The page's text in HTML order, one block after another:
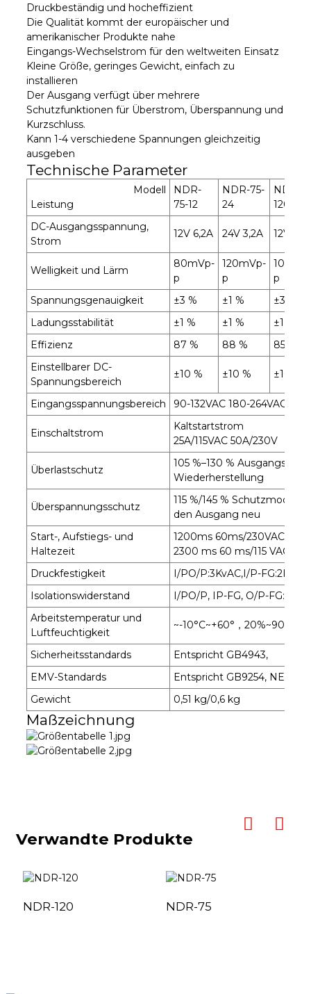
Druckbeständig und hocheffizient
Die Qualität kommt der europäischer und
amerikanischer Produkte nahe
Eingangs-Wechselstrom für den weltweiten Einsatz
Kleine Größe, geringes Gewicht, einfach zu
installieren
Der Ausgang verfügt über mehrere
Schutzfunktionen für Überstrom, Überspannung und
Kurzschluss.
Kann 1-4 verschiedene Spannungen gleichzeitig
ausgeben
Technische Parameter
Modell
Leistung
NDR-
75-12
NDR-75-
24
NDR-
120-12
DC-Ausgangsspannung,
Strom
12V 6,2A 24V 3,2A 12V 10A
Welligkeit und Lärm
80mVp-
p
120mVp-
p
p
Spannungsgenauigkeit
±3 % ±1 %
±3 %
Ladungsstabilität
±1 % ±1 %
±1 %
Effizienz
87 % 88 %
85 %
Einstellbarer DC-
Spannungsbereich
±10 % ±10 % ±10 %
Eingangsspannungsbereich 90-132VAC 180-264VAC
Einschaltstrom
Kaltstartstrom
25A/115VAC 50A/230V
Überlastschutz
105 %–130 %
Wiederherstellung
Überspannungsschutz
115 %/145 %
den Ausgang neu
Start-, Aufstiegs- und
Haltezeit
1200ms 60ms/230VAC
2300 ms 60 ms/115 VAC
Druckfestigkeit
I/PO/P:3KvAC,I/P-
Isolationswiderstand
I/PO/P, IP-FG, O/P-FG: 500
Arbeitstemperatur und
Luftfeuchtigkeit
~-10°C~+60°，20%~90%RH
Sicherheitsstandards
Entspricht GB4943,
EMV-Standards
Entspricht GB9254,
Gewicht
0,51 kg/0,6 kg
Maßzeichnung
Verwandte Produkte
NDR-120 NDR-75